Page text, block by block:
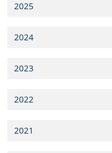
2025
2024
2023
2022
2021